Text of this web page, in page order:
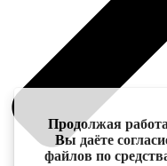
Продолжая
Вы даёте
файлов по